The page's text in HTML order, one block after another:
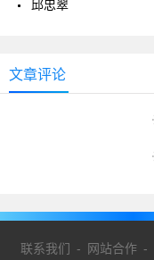
邱忠翠
文章评论
联系我们 - 网站合作-